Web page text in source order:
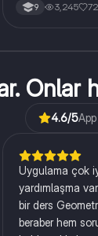
9 3,245 72
4.6/5
Uygulama çok
yardımlaşma
bir ders
beraber hem